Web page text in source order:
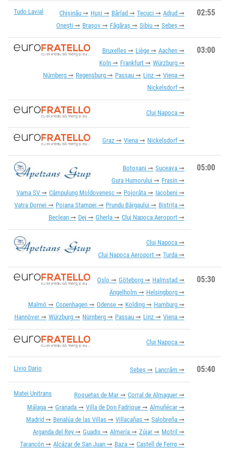
Tudo Lavial Chișinău Huși Bârlad Tecuci
Adjud
Onești
Brașov Făgăraș Sibiu Sebeș
02:55
Bruxelles Liège
Aachen
Koln
Frankfurt
Würzburg
Nürnberg
Regensburg Passau Linz
Viena
Nickelsdorf
03:00
Cluj Napoca
Graz Viena Nickelsdorf
Botoșani
Suceava
Gura Humorului
Frasin
Vama SV
Câmpulung Moldovenesc Pojorâta
Iacobeni
Vatra Dornei
Poiana Stampei Prundu Bârgaului
Bistrița
Beclean
Dej Gherla Cluj Napoca Aeroport
05:00
Cluj Napoca
Cluj Napoca Aeroport
Turda
Oslo Göteborg
Halmstad
Ängelholm
Helsingborg
Malmö
Copenhagen Odense Kolding
Hamburg
Hannöver
Würzburg Nürnberg Passau Linz Viena
05:30
Cluj Napoca
Livio Dario Sebeș Lancrăm 05:40
Matei Unitrans Roquetas de Mar
Corral de Almaguer
Málaga
Granada Villa de Don Fadrique
Almuñécar
Madrid
Benalúa de las Villas Villacañas
Salobreña
Arganda del Rey
Guadix Almería Zújar
Motril
Tarancón
Alcázar de San Juan Baza
Castell de Ferro